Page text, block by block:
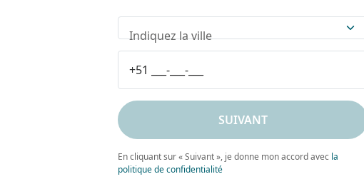
Indiquez la ville
SUIVANT
En cliquant sur « Suivant », je donne mon accord avec la
politique de confidentialité